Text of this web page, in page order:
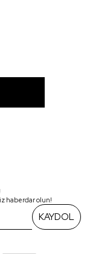
haberdar olun!
KAYDOL